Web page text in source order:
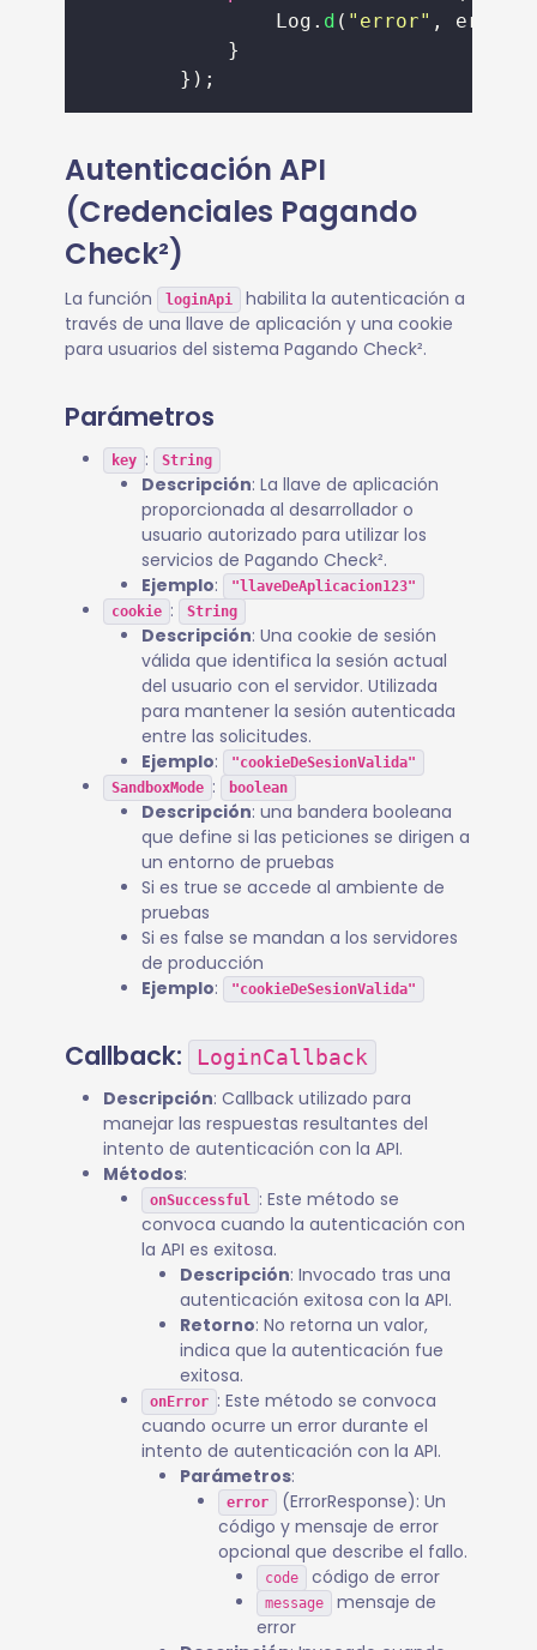
                Log.
d ( " error" ,
            }
        });
Autenticación API
(Credenciales Pagando
Check²)
La función loginApi
habilita la autenticación a
través de una llave de aplicación y una cookie
para usuarios del sistema Pagando Check².
Parámetros
key : String
Descripción: La llave de aplicación
proporcionada al desarrollador o
usuario autorizado para utilizar los
servicios de Pagando Check².
Ejemplo:
"llaveDeAplicacion123"
cookie : String
Descripción: Una cookie de sesión
válida que identifica la sesión actual
del usuario con el servidor. Utilizada
para mantener la sesión autenticada
entre las solicitudes.
Ejemplo:
"cookieDeSesionValida"
SandboxMode : boolean
Descripción: una bandera booleana
que define si las peticiones se dirigen a
un entorno de pruebas
Si es true se accede al ambiente de
pruebas
Si es false se mandan a los servidores
de producción
Ejemplo: "cookieDeSesionValida"
Callback: LoginCallback
Descripción: Callback utilizado para
manejar las respuestas resultantes del
intento de autenticación con la API.
Métodos:
onSuccessful : Este método se
convoca cuando la autenticación con
la API es exitosa.
Descripción: Invocado tras una
autenticación exitosa con la API.
Retorno: No retorna un valor,
indica que la autenticación fue
exitosa.
onError : Este método se convoca
cuando ocurre un error durante el
intento de autenticación con la API.
Parámetros:
error
(ErrorResponse): Un
código y mensaje de error
opcional que describe el fallo.
code código de error
message
mensaje de
error